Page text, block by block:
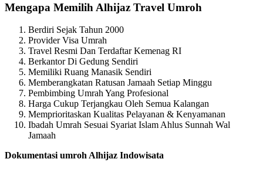
Mengapa Memilih Alhijaz Travel Umroh
Berdiri Sejak Tahun 2000
Provider Visa Umrah
Travel Resmi Dan Terdaftar Kemenag RI
Berkantor Di Gedung Sendiri
Memiliki Ruang Manasik Sendiri
Memberangkatan Ratusan Jamaah Setiap Minggu
Pembimbing Umrah Yang Profesional
Harga Cukup Terjangkau Oleh Semua Kalangan
Memprioritaskan Kualitas Pelayanan & Kenyamanan
Ibadah Umrah Sesuai Syariat Islam Ahlus Sunnah Wal
Jamaah
Dokumentasi umroh Alhijaz Indowisata